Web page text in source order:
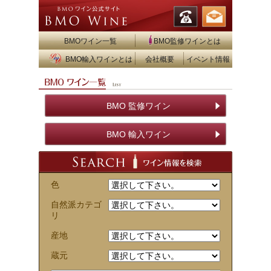
BMOワイン一覧 BMO監修ワインとは
BMO輸入ワインとは 会社概要 イベント情報
BMO 監修ワイン
BMO 輸入ワイン
色
自然派カテゴ
リ
産地
蔵元